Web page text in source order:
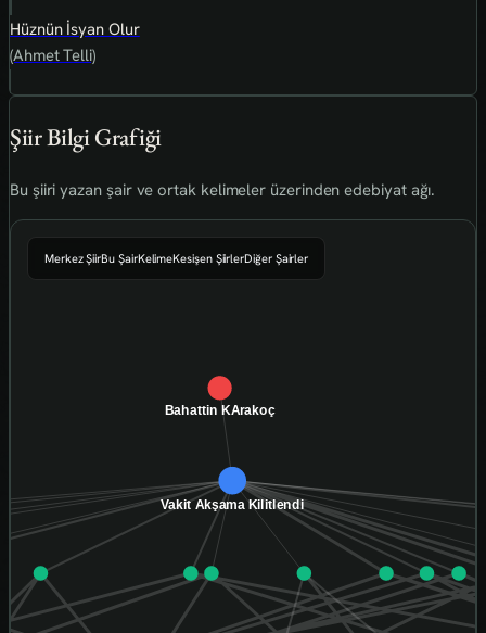
Hüznün İsyan Olur
(Ahmet Telli)
Şiir Bilgi Grafiği
Bu şiiri yazan şair ve ortak kelimeler üzerinden edebiyat ağı.
Merkez ŞiirBu ŞairKelimeKesişen ŞiirlerDiğer Şairler